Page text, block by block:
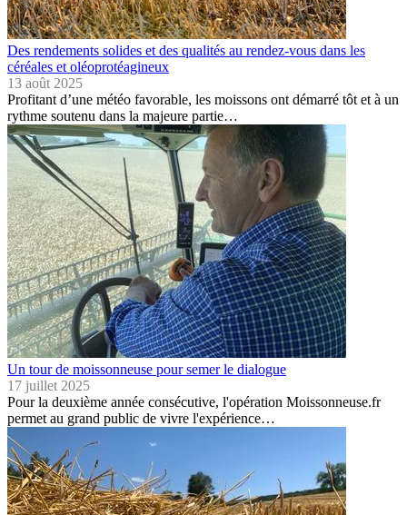
Des rendements solides et des qualités au rendez-vous dans les
céréales et oléoprotéagineux
13 août 2025
Profitant d’une météo favorable, les moissons ont démarré tôt et à un
rythme soutenu dans la majeure partie…
Un tour de moissonneuse pour semer le dialogue
17 juillet 2025
Pour la deuxième année consécutive, l'opération Moissonneuse.fr
permet au grand public de vivre l'expérience…